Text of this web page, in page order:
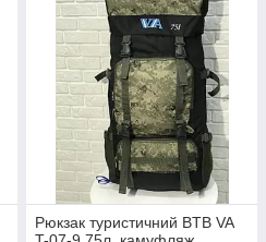
Рюкзак туристичний BTB VA